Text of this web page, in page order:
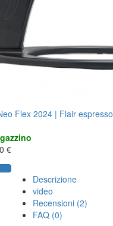
Flex 2024 | Flair espresso
€
Descrizione
video
Recensioni (2)
FAQ (0)